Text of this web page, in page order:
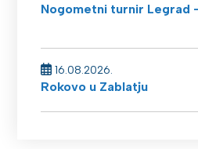
Nogometni turnir Legrad
16.08.2026.
Rokovo u Zablatju